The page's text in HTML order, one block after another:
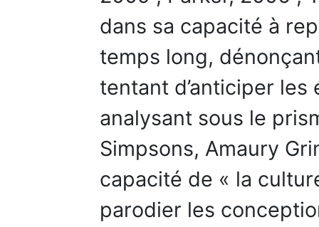
dans sa capacité à
temps long,
tentant d’anticiper
analysant sous le
Simpsons, Amaury
capacité de « la
parodier les